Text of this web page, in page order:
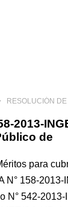
RESOLUCIÓN DE PRESIDENCIA N°
2013-
de
para
158-2013-
N° 542-